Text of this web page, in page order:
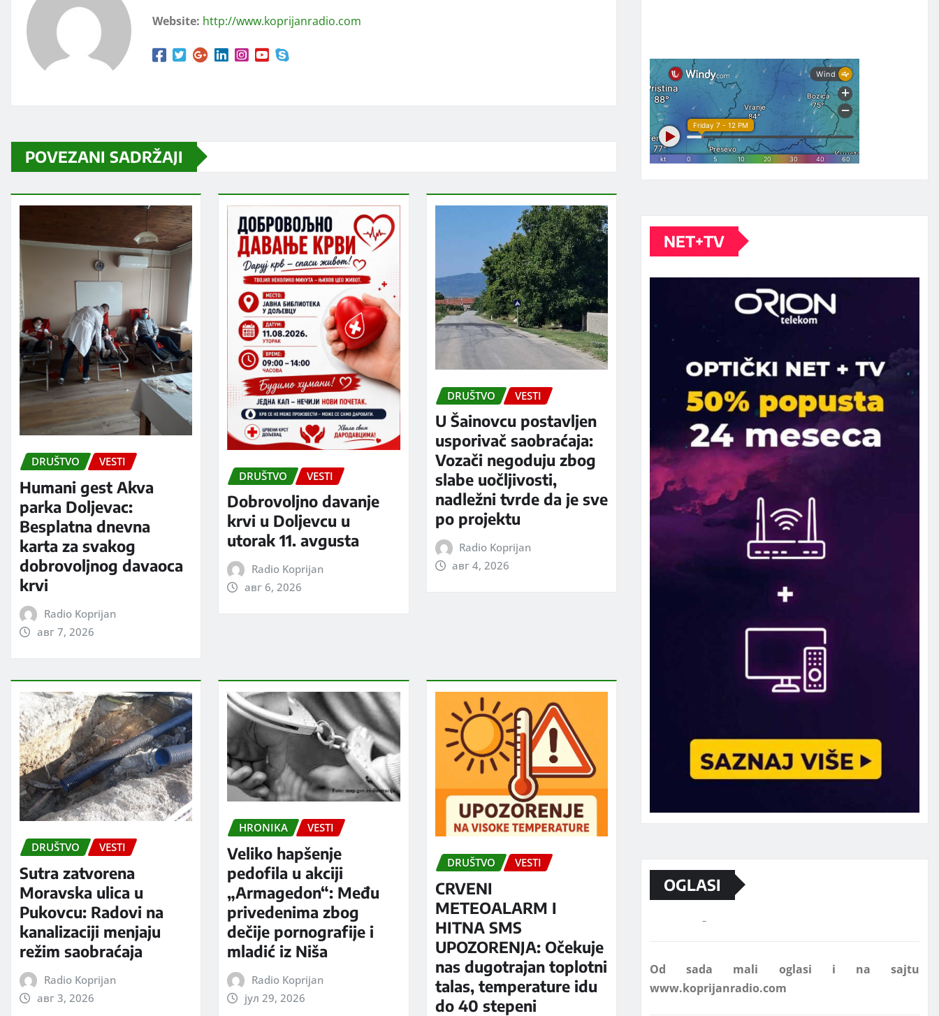
Website: http://www.koprijanradio.com
POVEZANI SADRŽAJI
DRUŠTVO VESTI
Humani gest Akva
parka Doljevac:
Besplatna dnevna
karta za svakog
dobrovoljnog davaoca
krvi
Radio Koprijan
авг 7, 2026
DRUŠTVO VESTI
Dobrovoljno davanje
krvi u Doljevcu u
utorak 11. avgusta
Radio Koprijan
авг 6, 2026
DRUŠTVO VESTI
U Šainovcu postavljen
usporivač saobraćaja:
Vozači negoduju zbog
slabe uočljivosti,
nadležni tvrde da je sve
po projektu
Radio Koprijan
авг 4, 2026
DRUŠTVO VESTI
Sutra zatvorena
Moravska ulica u
Pukovcu: Radovi na
kanalizaciji menjaju
režim saobraćaja
Radio Koprijan
авг 3, 2026
HRONIKA VESTI
Veliko hapšenje
pedofila u akciji
„Armagedon“: Među
privedenima zbog
dečije pornografije i
mladić iz Niša
Radio Koprijan
јул 29, 2026
DRUŠTVO VESTI
CRVENI
METEOALARM I
HITNA SMS
UPOZORENJA: Očekuje
nas dugotrajan toplotni
talas, temperature idu
do 40 stepeni
NET+TV
OGLASI
Marketing telefon 062 463 002